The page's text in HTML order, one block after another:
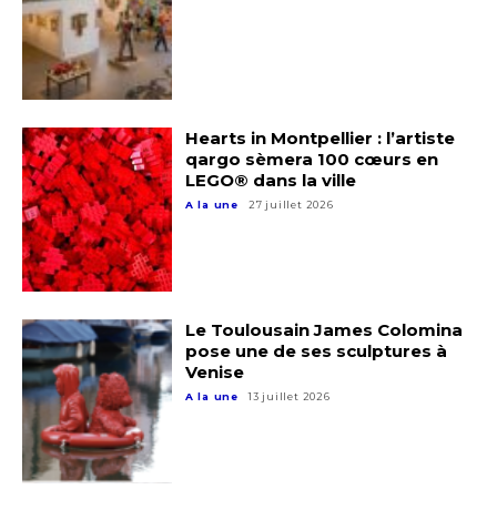
Adresse email*
Hearts in Montpellier : l’artiste
qargo sèmera 100 cœurs en
LEGO® dans la ville
A la une 27 juillet 2026
Le Toulousain James Colomina
pose une de ses sculptures à
Venise
A la une 13 juillet 2026